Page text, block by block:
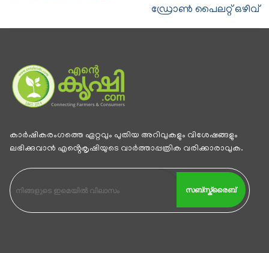
ഡ്രോൺ പൈലറ്റ് ഒഴിവ്
കാര്‍ഷികരംഗത്തെ ഏറ്റവും പുതിയ അറിവുകളും വിശേഷങ്ങളും
ലഭിക്കുവാന്‍ എൻ്റെകൃഷിയുടെ വാര്‍ത്താപ്പത്രിക വരിക്കാരാവുക.
സബ്സ്ക്രൈബ്